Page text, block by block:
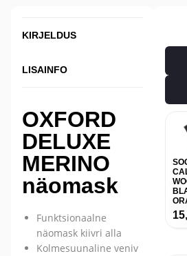
KIRJELDUS
LISAINFO
OXFORD
DELUXE
MERINO
näomask
Funktsionaalne
näomask kiivri alla
Kolmesuunaline veniv